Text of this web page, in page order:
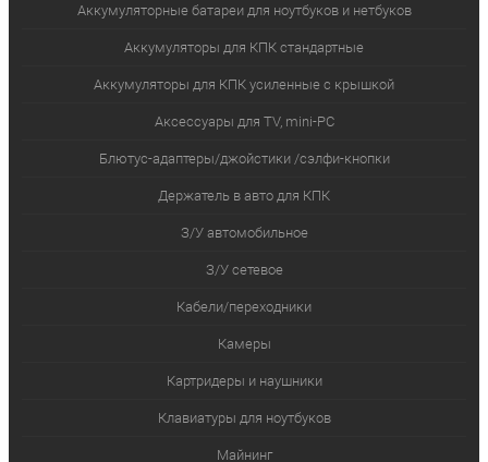
Аккумуляторные батареи для ноутбуков и нетбуков
Аккумуляторы для КПК стандартные
Аккумуляторы для КПК усиленные с крышкой
Аксессуары для TV, mini-PC
Блютус-адаптеры/джойстики /сэлфи-кнопки
Держатель в авто для КПК
З/У автомобильное
З/У сетевое
Кабели/переходники
Камеры
Картридеры и наушники
Клавиатуры для ноутбуков
Майнинг